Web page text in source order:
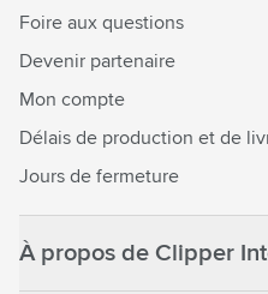
Foire aux questions
Devenir partenaire
Mon compte
Délais de production et de
Jours de fermeture
À propos de Clipper